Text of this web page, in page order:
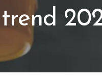
loghi e immagini